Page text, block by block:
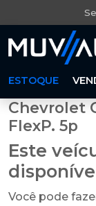
ESTOQUE
Chevrolet
FlexP. 5p
Este
Você pode